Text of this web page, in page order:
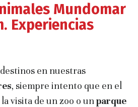
Mundomar
Experiencias
en nuestras
, siempre intento que en el
visita de un zoo o unparque